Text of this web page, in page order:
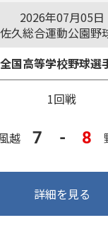
2026年07月05日
佐久総合運動公園野
国高等学校野球選
1回戦
越 7 - 8
詳細を見る